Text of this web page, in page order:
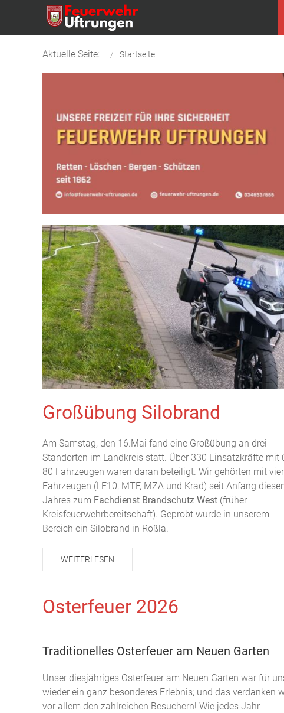
Aktuelle Seite: Startseite
Großübung Silobrand
Am Samstag, den 16.Mai fand eine Großübung an drei
Standorten im Landkreis statt. Über 330 Einsatzkräfte mit
80 Fahrzeugen waren daran beteiligt. Wir gehörten mit vier
Fahrzeugen (LF10, MTF, MZA und Krad) seit Anfang
Jahres zum Fachdienst Brandschutz West (früher
Kreisfeuerwehrbereitschaft). Geprobt wurde in unserem
Bereich ein Silobrand in Roßla.
WEITERLESEN
Osterfeuer 2026
Traditionelles Osterfeuer am Neuen Garten
Unser diesjähriges Osterfeuer am Neuen Garten war für
wieder ein ganz besonderes Erlebnis; und das verdanken
vor allem den zahlreichen Besuchern! Wie jedes Jahr